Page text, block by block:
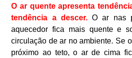
O ar quente apresenta
tendência a descer.O ar nas
aquecedor fica mais quente e
circulação de ar no ambiente. Se
próximo ao teto, o ar de cima